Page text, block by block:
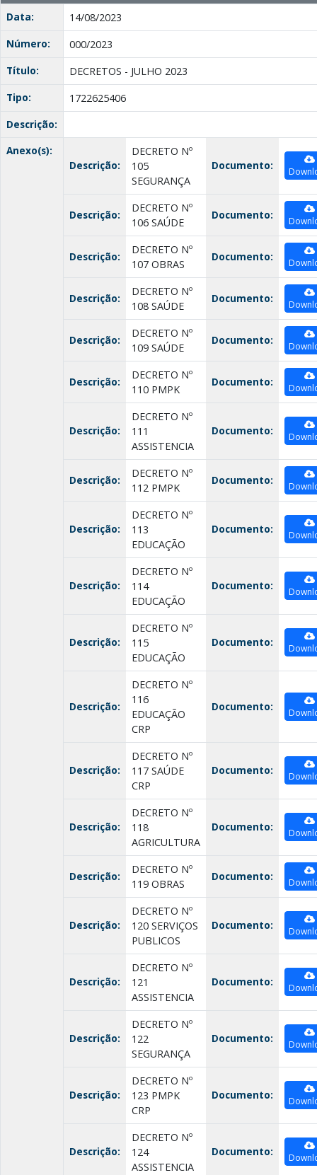
Data:
14/08/2023
Número:
000/2023
Título:
DECRETOS - JULHO 2023
Tipo:
1722625406
Descrição:
Anexo(s):
Descrição:
DECRETO Nº
105
SEGURANÇA
Documento:
Descrição:
DECRETO Nº
106 SAÚDE
Documento:
Descrição:
DECRETO Nº
107 OBRAS
Documento:
Descrição:
DECRETO Nº
108 SAÚDE
Documento:
Descrição:
DECRETO Nº
109 SAÚDE
Documento:
Descrição:
DECRETO Nº
110 PMPK
Documento:
Descrição:
DECRETO Nº
111
ASSISTENCIA
Documento:
Descrição:
DECRETO Nº
112 PMPK
Documento:
Descrição:
DECRETO Nº
113
EDUCAÇÃO
Documento:
Descrição:
DECRETO Nº
114
EDUCAÇÃO
Documento:
Descrição:
DECRETO Nº
115
EDUCAÇÃO
Documento:
Descrição:
DECRETO Nº
116
EDUCAÇÃO
CRP
Documento:
Descrição:
DECRETO Nº
117 SAÚDE
CRP
Documento:
Descrição:
DECRETO Nº
118
AGRICULTURA
Documento:
Descrição:
DECRETO Nº
119 OBRAS
Documento:
Descrição:
DECRETO Nº
120 SERVIÇOS
PUBLICOS
Documento:
Descrição:
DECRETO Nº
121
ASSISTENCIA
Documento:
Descrição:
DECRETO Nº
122
SEGURANÇA
Documento:
Descrição:
DECRETO Nº
123 PMPK
CRP
Documento:
Descrição:
DECRETO Nº
124
ASSISTENCIA
Documento: